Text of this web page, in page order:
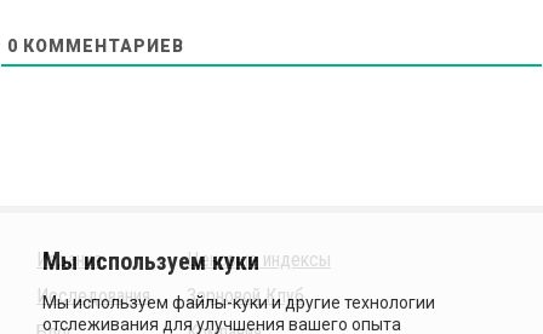
0 КОММЕНТАРИЕВ
Издания
Исследования
Ценовые индексы
Зерновой Клуб